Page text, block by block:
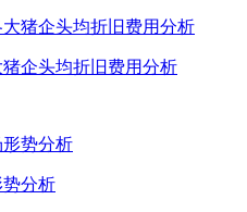
猪企头均折旧费用分析
势分析